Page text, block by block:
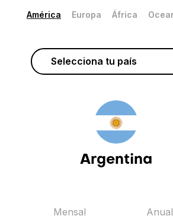
América Europa África
Selecciona tu país
Argentina
Mensal Anual